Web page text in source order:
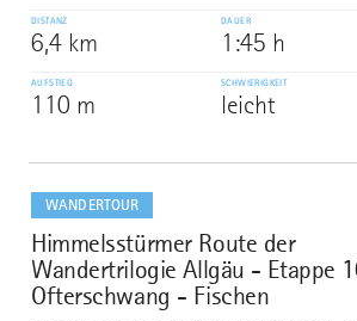
DISTANZ
6,4 km
DAUER
1:45 h
AUFSTIEG
110 m
SCHWIERIGKEIT
leicht
WANDERTOUR
9
Himmelsstürmer Route der
Wandertrilogie Allgäu - Etappe
Ofterschwang - Fischen
dazu